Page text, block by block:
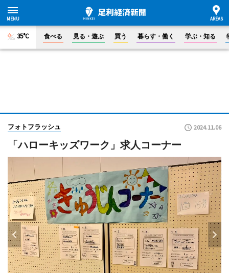
35°C 食べる 見る・遊ぶ 買う 暮らす・働く 学ぶ・知る
フォトフラッシュ 2024.11.06
「ハローキッズワーク」求人コーナー